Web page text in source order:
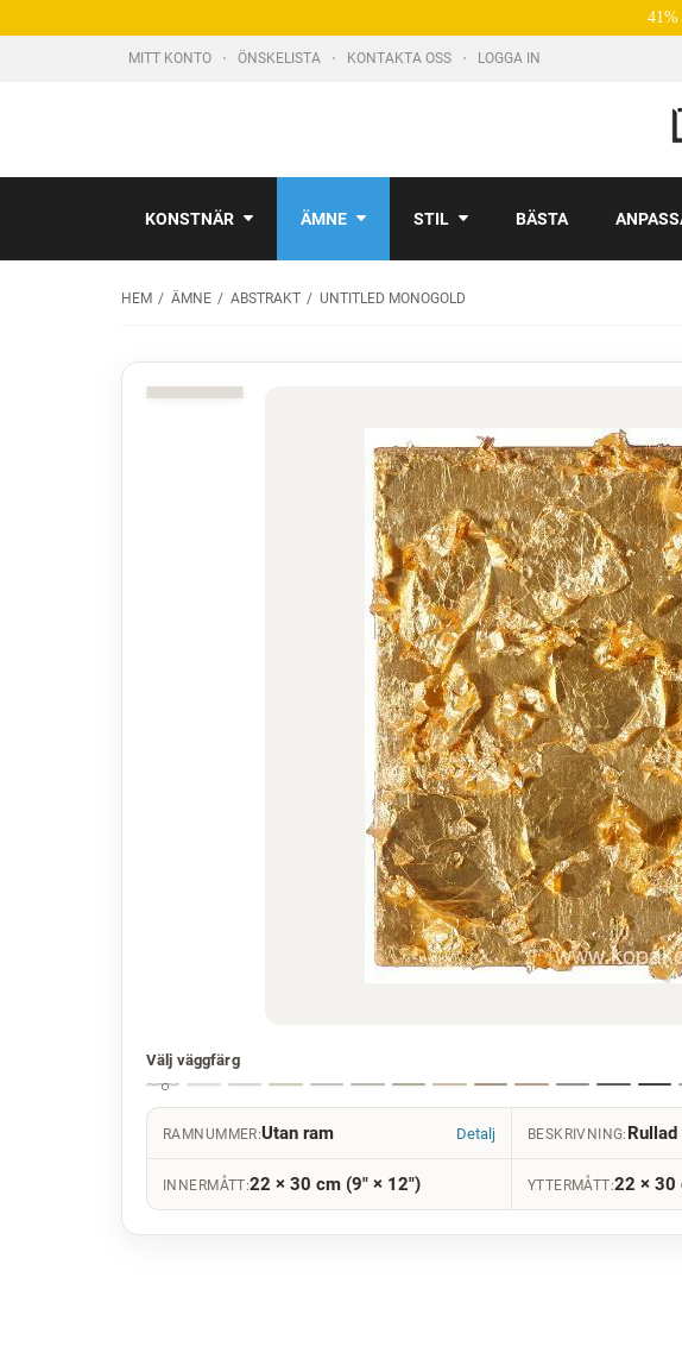
41%
MITT KONTO ÖNSKELISTA KONTAKTA OSS LOGGA IN
KONSTNÄR ÄMNE STIL BÄSTA
HEM ÄMNE ABSTRAKT UNTITLED MONOGOLD
Välj väggfärg
RAMNUMMER:Utan ram Detalj BESKRIVNING:
INNERMÅTT:22 × 30 cm (9" × 12") YTTERMÅTT:22 × 30